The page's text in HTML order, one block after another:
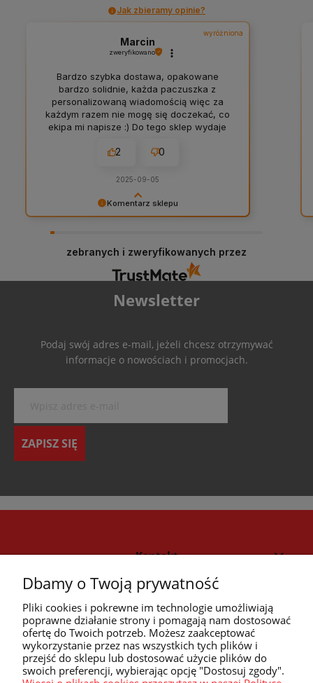
Jak zbieramy opinie?
Komentarz sklepu
wezmę do serca, bo ta niedostępność
produktów wynika z tego, że nie nadążam z ich
wrzucaniem na stronę w ogniu dostaw i eventów
produkt pojawił się jak najbszybciej - napisz do
wyróżniona
Marcin
zweryfikowano
Bardzo szybka dostawa, opakowane
bardzo solidnie, każda paczuszka z
personalizowaną wiadomością więc za
każdym razem nie mogę się doczekać, co
ekipa mi napisze :) Do tego sklep wydaje
sklep po prostu nie funkcjonował, żeby
odpoczynek, duży szacunek). Jedyne
względnie mały asortyment, sporo pozycji
jest często niedostępnych. Na pewno
2 0
2025-09-05
zebranych i zweryfikowanych przez
Newsletter
Podaj swój adres e-mail, jeżeli chcesz otrzymywać
informacje o nowościach i promocjach.
ZAPISZ SIĘ
Strefa klienta
Przyczółek
Przydatne linki
Kontakt
Dbamy o Twoją prywatność
Pliki cookies i pokrewne im technologie umożliwiają
poprawne działanie strony i pomagają nam dostosować
ofertę do Twoich potrzeb. Możesz zaakceptować
wykorzystanie przez nas wszystkich tych plików i
przejść do sklepu lub dostosować użycie plików do
swoich preferencji, wybierając opcję "Dostosuj zgody".